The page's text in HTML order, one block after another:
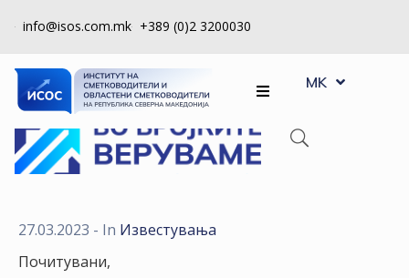
info@isos.com.mk +389 (0)2 3200030
ЗА
НАС
РЕГИСТРИ
КОНТРОЛА
КВАЛИТЕТ
MK
SQ
27.03.2023 - In Известувања
Почитувани,